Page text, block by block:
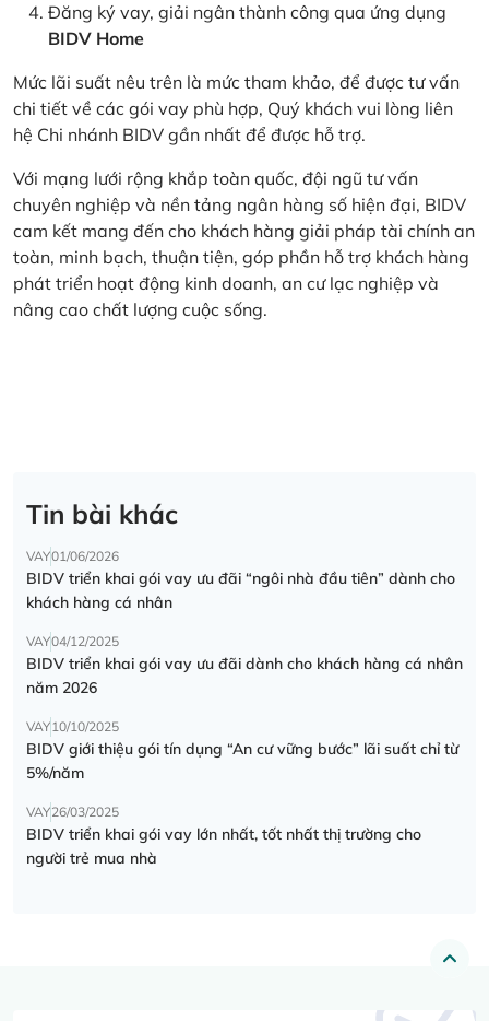
Đăng ký vay, giải ngân thành công qua ứng dụng
BIDV Home
Mức lãi suất nêu trên là mức tham khảo, để được tư vấn
chi tiết về các gói vay phù hợp, Quý khách vui lòng liên
hệ Chi nhánh BIDV gần nhất để được hỗ trợ.
Với mạng lưới rộng khắp toàn quốc, đội ngũ tư vấn
chuyên nghiệp và nền tảng ngân hàng số hiện đại, BIDV
cam kết mang đến cho khách hàng giải pháp tài chính an
toàn, minh bạch, thuận tiện, góp phần hỗ trợ khách hàng
phát triển hoạt động kinh doanh, an cư lạc nghiệp và
nâng cao chất lượng cuộc sống.
Tin bài khác
VAY01/06/2026
BIDV triển khai gói vay ưu đãi “ngôi nhà đầu tiên” dành cho
khách hàng cá nhân
VAY04/12/2025
BIDV triển khai gói vay ưu đãi dành cho khách hàng cá nhân
năm 2026
VAY10/10/2025
BIDV giới thiệu gói tín dụng “An cư vững bước” lãi suất chỉ từ
5%/năm
VAY26/03/2025
BIDV triển khai gói vay lớn nhất, tốt nhất thị trường cho
người trẻ mua nhà